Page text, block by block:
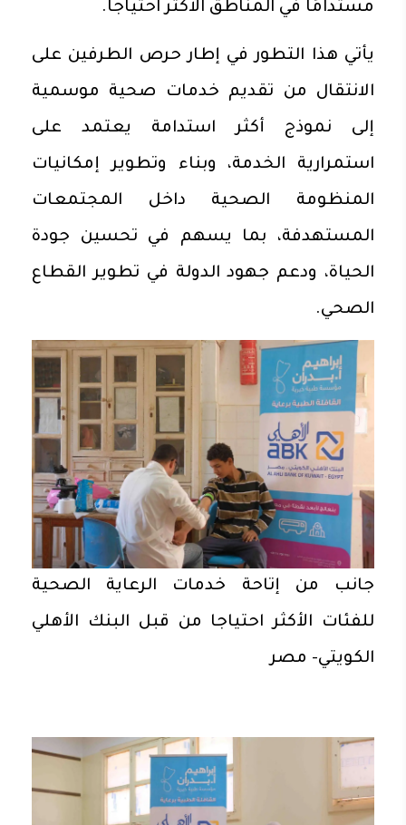
مستدامًا في المناطق الأكثر احتياجًا.
يأتي هذا التطور في إطار حرص الطرفين على
الانتقال من تقديم خدمات صحية موسمية
إلى نموذج أكثر استدامة يعتمد على
استمرارية الخدمة، وبناء وتطوير إمكانيات
المنظومة الصحية داخل المجتمعات
المستهدفة، بما يسهم في تحسين جودة
الحياة، ودعم جهود الدولة في تطوير القطاع
الصحي.
جانب من إتاحة خدمات الرعاية الصحية
للفئات الأكثر احتياجا من قبل البنك الأهلي
الكويتي- مصر